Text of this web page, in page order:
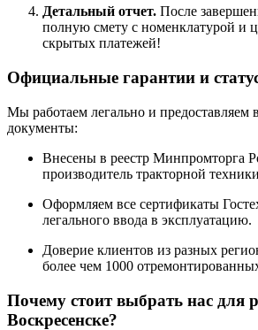
Детальный отчет. После
полную смету с номенклатурой и
скрытых платежей!
Официальные гарантии и
Мы работаем легально и предоставляем
документы:
Внесены в реестр Минпромторга
производитель тракторной
Оформляем все сертификаты
легального ввода в эксплуатацию.
Доверие клиентов из разных
более чем 1000
Почему стоит выбрать нас для
Воскресенске?